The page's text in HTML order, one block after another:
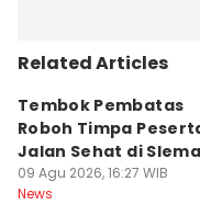
Related Articles
Tembok Pembatas
Roboh Timpa
Jalan Sehat di
10 Orang Luka
09 Agu 2026, 16:27 WIB
News